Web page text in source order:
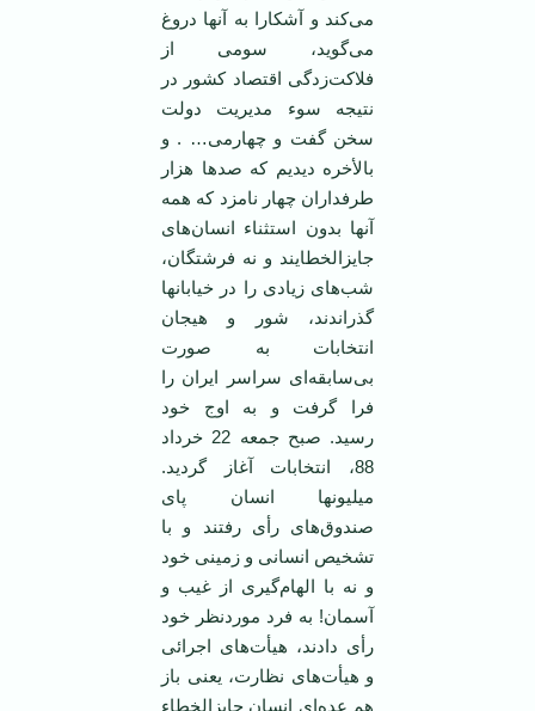
می‌کند و آشکارا به آنها دروغ
می‌گوید، سومی از
فلاکت‌زدگی اقتصاد کشور در
نتیجه سوء مدیریت دولت
سخن گفت و چهارمی… . و
بالأخره دیدیم که صدها هزار
طرفداران چهار نامزد که همه
آنها بدون استثناء انسان‌های
جایزالخطایند و نه فرشتگان،
شب‌های زیادی را در خیابانها
گذراندند، شور و هیجان
انتخابات به صورت
بی‌سابقه‌ای سراسر ایران را
فرا گرفت و به اوج خود
رسید. صبح جمعه 22 خرداد
88، انتخابات آغاز گردید.
میلیونها انسان پای
صندوق‌های رأی رفتند و با
تشخیص انسانی و زمینی خود
و نه با الهام‌گیری از غیب و
آسمان! به فرد موردنظر خود
رأی دادند، هیأت‌های اجرائی
و هیأت‌های نظارت، یعنی باز
هم عده‌ای انسان جایزالخطاء